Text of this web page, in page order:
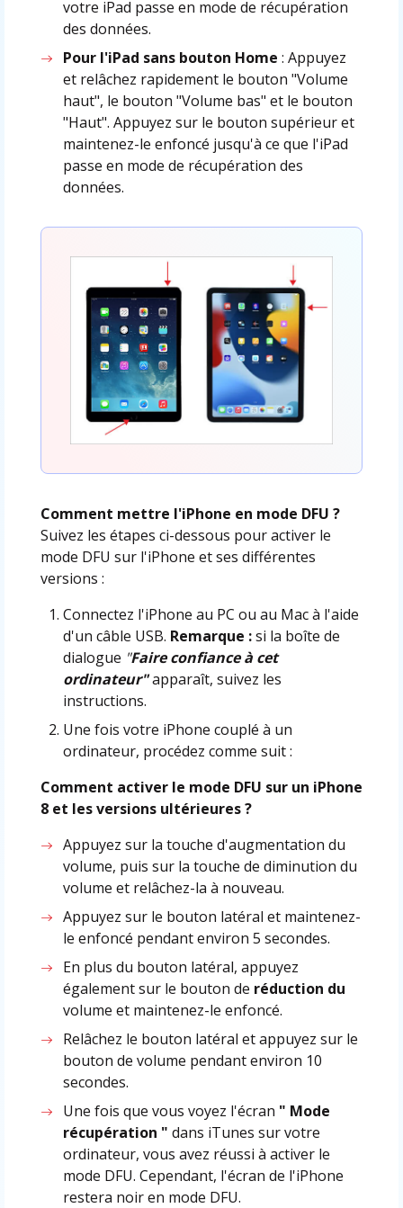
votre iPad passe en mode de récupération
des données.
Pour l'iPad sans bouton Home: Appuyez
et relâchez rapidement le bouton "Volume
haut", le bouton "Volume bas" et le bouton
"Haut". Appuyez sur le bouton supérieur et
maintenez-le enfoncé jusqu'à ce que l'iPad
passe en mode de récupération des
données.
Comment mettre l'iPhone en mode DFU ?
Suivez les étapes ci-dessous pour activer le
mode DFU sur l'iPhone et ses différentes
versions :
Connectez l'iPhone au PC ou au Mac à l'aide
d'un câble USB. Remarque :si la boîte de
dialogue "Faire confiance à cet
ordinateur"apparaît, suivez les
instructions.
Une fois votre iPhone couplé à un
ordinateur, procédez comme suit :
Comment activer le mode DFU sur un iPhone
8 et les versions ultérieures ?
Appuyez sur la touche d'augmentation du
volume, puis sur la touche de diminution du
volume et relâchez-la à nouveau.
Appuyez sur le bouton latéral et maintenez-
le enfoncé pendant environ 5 secondes.
En plus du bouton latéral, appuyez
également sur le bouton de réduction du
volume et maintenez-le enfoncé.
Relâchez le bouton latéral et appuyez sur le
bouton de volume pendant environ 10
secondes.
Une fois que vous voyez l'écran " Mode
récupération "dans iTunes sur votre
ordinateur, vous avez réussi à activer le
mode DFU. Cependant, l'écran de l'iPhone
restera noir en mode DFU.